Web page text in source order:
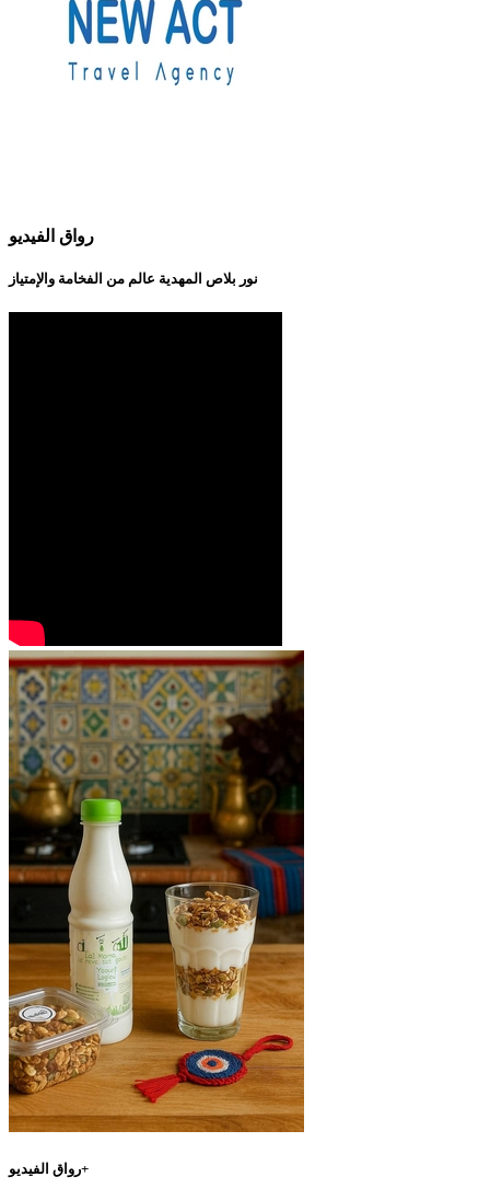
رواق الفيديو
نور بلاص المهدية عالم من الفخامة والإمتياز
رواق الفيديو+